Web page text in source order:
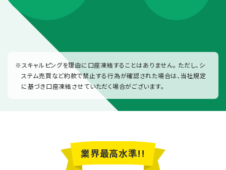
※スキャルピングを理由に口座凍結することはありません。 ただし、シ
ステム売買など約款で禁止する行為が確認された場合は、当社規定
に基づき口座凍結させていただく場合がございます。
業界最高水準!!